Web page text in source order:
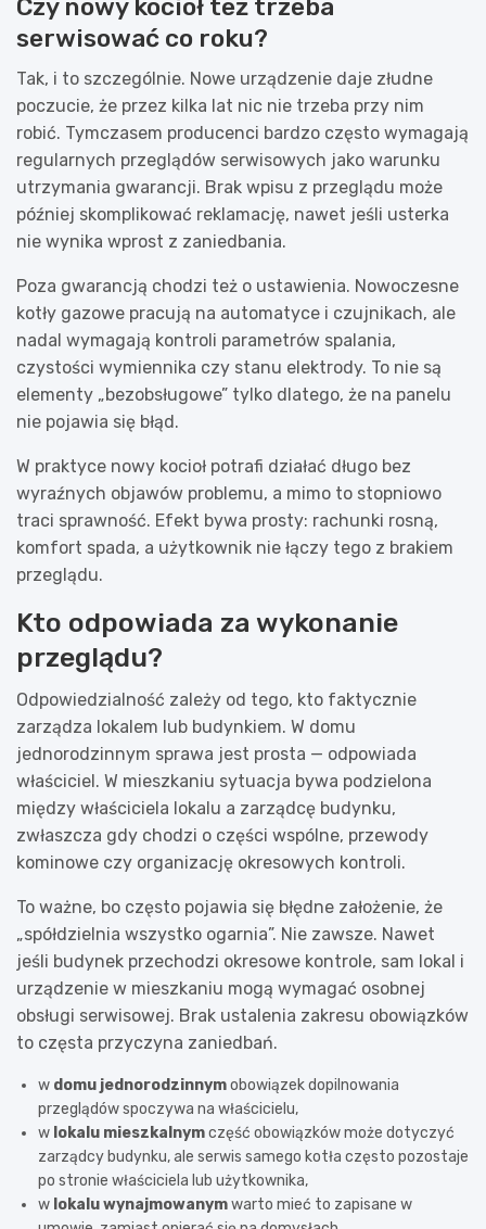
Czy nowy kocioł też trzeba
serwisować co roku?
Tak, i to szczególnie. Nowe urządzenie daje złudne
poczucie, że przez kilka lat nic nie trzeba przy nim
robić. Tymczasem producenci bardzo często wymagają
regularnych przeglądów serwisowych jako warunku
utrzymania gwarancji. Brak wpisu z przeglądu może
później skomplikować reklamację, nawet jeśli usterka
nie wynika wprost z zaniedbania.
Poza gwarancją chodzi też o ustawienia. Nowoczesne
kotły gazowe pracują na automatyce i czujnikach, ale
nadal wymagają kontroli parametrów spalania,
czystości wymiennika czy stanu elektrody. To nie są
elementy „bezobsługowe” tylko dlatego, że na panelu
nie pojawia się błąd.
W praktyce nowy kocioł potrafi działać długo bez
wyraźnych objawów problemu, a mimo to stopniowo
traci sprawność. Efekt bywa prosty: rachunki rosną,
komfort spada, a użytkownik nie łączy tego z brakiem
przeglądu.
Kto odpowiada za wykonanie
przeglądu?
Odpowiedzialność zależy od tego, kto faktycznie
zarządza lokalem lub budynkiem. W domu
jednorodzinnym sprawa jest prosta — odpowiada
właściciel. W mieszkaniu sytuacja bywa podzielona
między właściciela lokalu a zarządcę budynku,
zwłaszcza gdy chodzi o części wspólne, przewody
kominowe czy organizację okresowych kontroli.
To ważne, bo często pojawia się błędne założenie, że
„spółdzielnia wszystko ogarnia”. Nie zawsze. Nawet
jeśli budynek przechodzi okresowe kontrole, sam lokal i
urządzenie w mieszkaniu mogą wymagać osobnej
obsługi serwisowej. Brak ustalenia zakresu obowiązków
to częsta przyczyna zaniedbań.
w domu jednorodzinnymobowiązek dopilnowania
przeglądów spoczywa na właścicielu,
w lokalu mieszkalnymczęść obowiązków może dotyczyć
zarządcy budynku, ale serwis samego kotła często pozostaje
po stronie właściciela lub użytkownika,
w lokalu wynajmowanymwarto mieć to zapisane w